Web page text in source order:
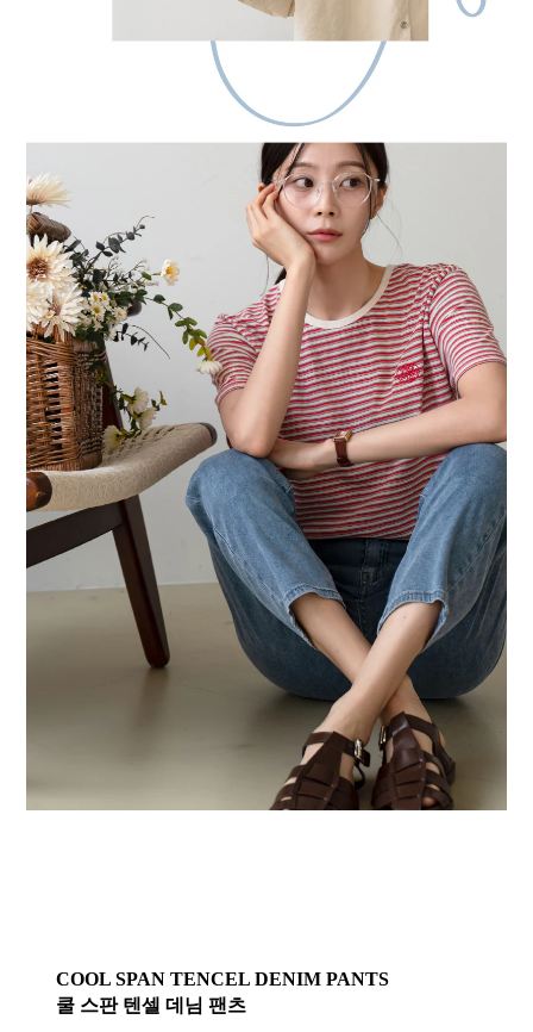
COOL SPAN TENCEL DENIM PANTS
쿨 스판 텐셀 데님 팬츠